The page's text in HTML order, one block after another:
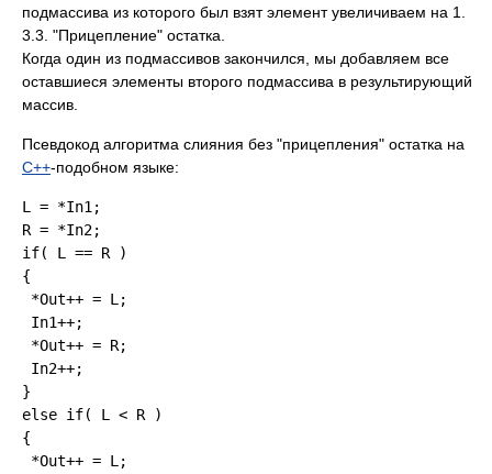
подмассива из которого был взят элемент увеличиваем на 1.
3.3. "Прицепление" остатка.
Когда один из подмассивов закончился, мы добавляем все
оставшиеся элементы второго подмассива в результирующий
массив.
Псевдокод алгоритма слияния без "прицепления" остатка на
C++-подобном языке:
L = *In1;
R = *In2;
if( L == R )
{
*Out++ = L;
In1++;
*Out++ = R;
In2++;
}
else if( L < R )
{
*Out++ = L;